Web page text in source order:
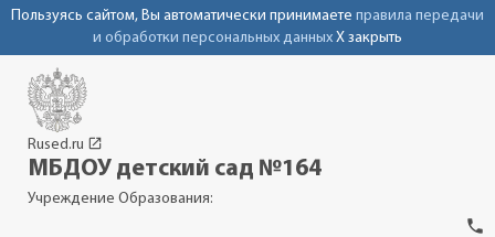
Пользуясь сайтом, Вы автоматически принимаете правила передачи
и обработки персональных данных X закрыть
Rused.ru launch
МБДОУ детский сад №164
Учреждение Образования:
phone